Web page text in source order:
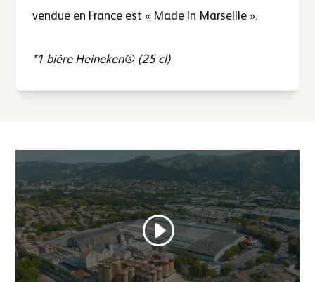
vendue en France est « Made in Marseille ».
*1 bière Heineken® (25 cl)